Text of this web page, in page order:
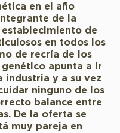
en el año
de la
establecimiento de
en todos los
de recría de los
apunta a ir
industria y a su vez
ninguno de los
balance entre
De la oferta se
muy pareja en